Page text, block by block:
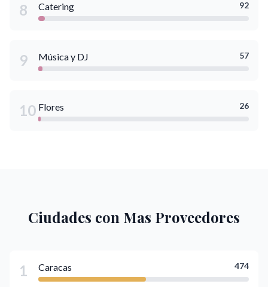
8 Catering 92
9 Música y DJ 57
10 Flores 26
Ciudades con Mas Proveedores
1 Caracas 474